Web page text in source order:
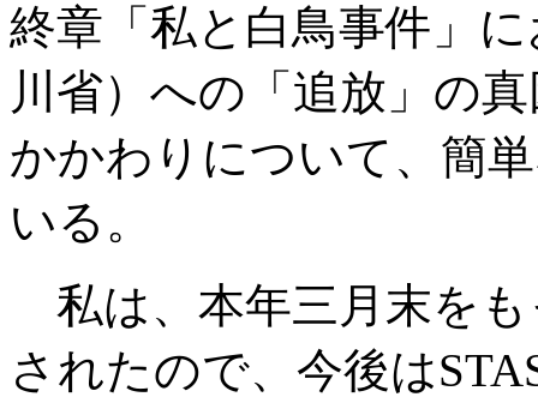
終章「私と白鳥事件」
川省）への「追放」の
かかわりについて、簡
いる。
私は、本年三月末を
されたので、今後は